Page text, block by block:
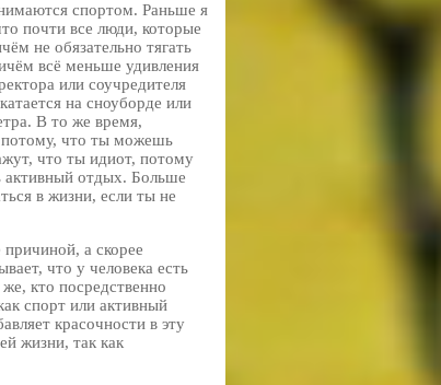
спортом. Раньше я
почти все люди, которые
не обязательно тягать
всё меньше удивления
или соучредителя
на сноуборде или
В то же время,
потому, что ты можешь
что ты идиот, потому
отдых. Больше
в жизни, если ты не
а скорее
что у человека есть
кто посредственно
спорт или активный
красочности в эту
жизни, так как